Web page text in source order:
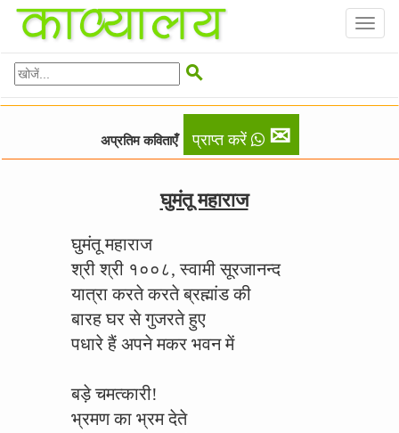

अप्रतिम कविताएँ प्राप्त करें ✉
घुमंतू महाराज
घुमंतू महाराज
श्री श्री १००८, स्वामी सूरजानन्द
यात्रा करते करते ब्रह्मांड की
बारह घर से गुजरते हुए
पधारे हैं अपने मकर भवन में
बड़े चमत्कारी!
भ्रमण का भ्रम देते